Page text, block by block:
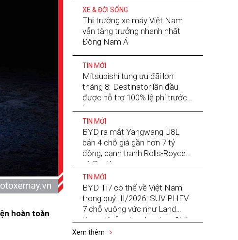
hoàn toàn
XE & ĐỜI SỐNG
Thị trường xe máy Việt Nam
vẫn tăng trưởng nhanh nhất
Đông Nam Á
TIN MỚI
Mitsubishi tung ưu đãi lớn
tháng 8: Destinator lần đầu
được hỗ trợ 100% lệ phí trước
bạ
TIN MỚI
BYD ra mắt Yangwang U8L
bản 4 chỗ giá gần hơn 7 tỷ
đồng, cạnh tranh Rolls-Royce
và Bentley
TIN MỚI
BYD Ti7 có thể về Việt Nam
trong quý III/2026: SUV PHEV
7 chỗ vuông vức như Land
Rover Defender, chạy hơn 150
km không tốn xăng
Xem thêm